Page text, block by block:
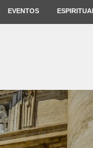
EVENTOS